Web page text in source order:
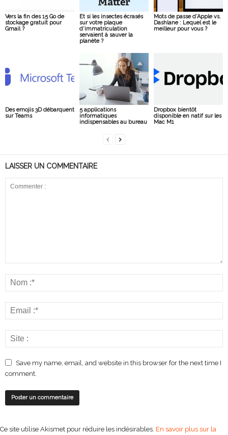
Vers la fin des 15 Go de
stockage gratuit pour
Gmail ?
Et si les insectes écrasés
sur votre plaque
d’immatriculation
servaient à sauver la
planète ?
Mots de passe d’Apple vs.
Dashlane : Lequel est le
meilleur pour vous ?
Des emojis 3D débarquent
sur Teams
5 applications
informatiques
indispensables au bureau
Dropbox bientôt
disponible en natif sur les
Mac M1
LAISSER UN COMMENTAIRE
Save my name, email, and website in this browser for the next time I
comment.
Ce site utilise Akismet pour réduire les indésirables. En savoir plus sur la